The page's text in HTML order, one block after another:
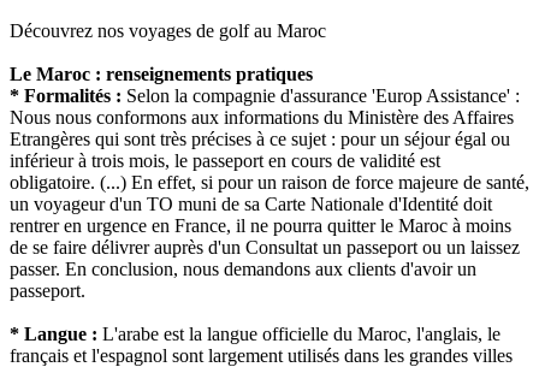
Découvrez nos voyages de golf au Maroc
Le Maroc : renseignements pratiques
* Formalités : Selon la compagnie d'assurance 'Europ Assistance' :
Nous nous conformons aux informations du Ministère des Affaires
Etrangères qui sont très précises à ce sujet : pour un séjour égal ou
inférieur à trois mois, le passeport en cours de validité est
obligatoire. (...) En effet, si pour un raison de force majeure de santé,
un voyageur d'un TO muni de sa Carte Nationale d'Identité doit
rentrer en urgence en France, il ne pourra quitter le Maroc à moins
de se faire délivrer auprès d'un Consultat un passeport ou un laissez
passer. En conclusion, nous demandons aux clients d'avoir un
passeport.
* Langue : L'arabe est la langue officielle du Maroc, l'anglais, le
français et l'espagnol sont largement utilisés dans les grandes villes